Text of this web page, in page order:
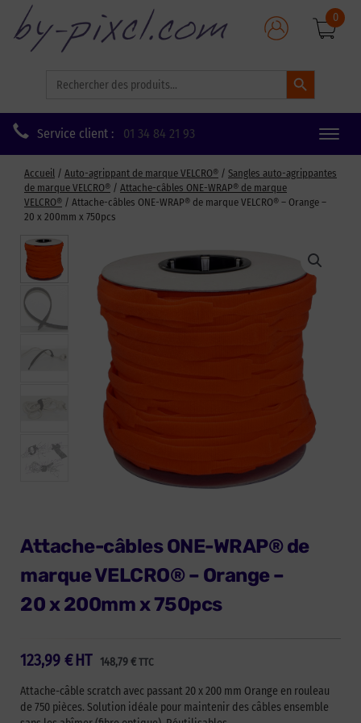
for:
Search Button
0
Service client : 01 34 84 21 93
Toggle
Accueil / Auto-agrippant de marque VELCRO® / Sangles auto-agrippantes
de marque VELCRO® / Attache-câbles ONE-WRAP® de marque
VELCRO® / Attache-câbles ONE-WRAP® de marque VELCRO® – Orange –
20 x 200mm x 750pcs
Attache-câbles ONE-WRAP® de
marque VELCRO® – Orange –
20 x 200mm x 750pcs
123,99 € 148,79€ TTC
HT
Attache-câble scratch avec passant 20 x 200 mm Orange en rouleau
de 750 pièces. Solution idéale pour maintenir des câbles ensemble